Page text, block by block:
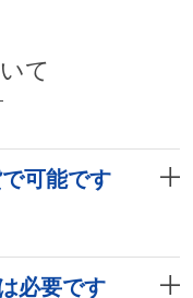
て
可能です
必要です